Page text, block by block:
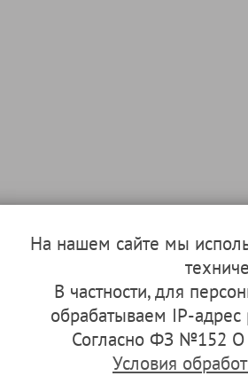
На нашем сайте мы
В частности, для
обрабатываем IP-
Согласно ФЗ №152 О
Условия